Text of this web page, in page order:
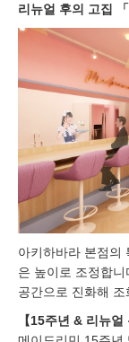
리뉴얼 후의 고집
아키하바라 본점의
은 높이로 조정합
공간으로 진화해
【15주년 & 리뉴얼